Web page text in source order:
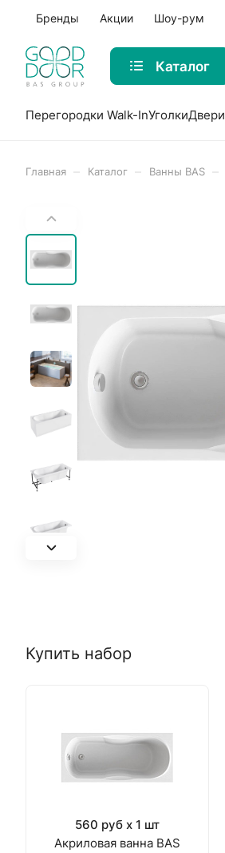
Бренды Акции Шоу-рум
Каталог
Перегородки Walk-InУголкиДвери
Главная Каталог Ванны BAS
Купить набор
560 руб x 1 шт
Акриловая ванна BAS